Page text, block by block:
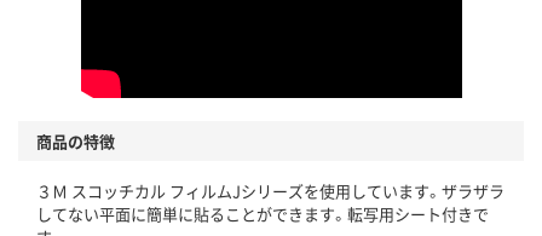
商品の特徴
３Ｍ スコッチカル フィルムJシリーズを使用しています。ザラザラ
してない平面に簡単に貼ることができます。転写用シート付きで